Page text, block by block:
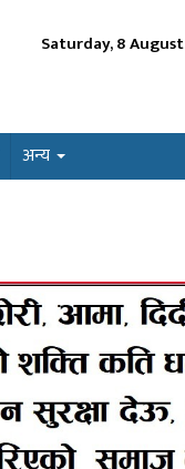
Saturday, 8
अन्य